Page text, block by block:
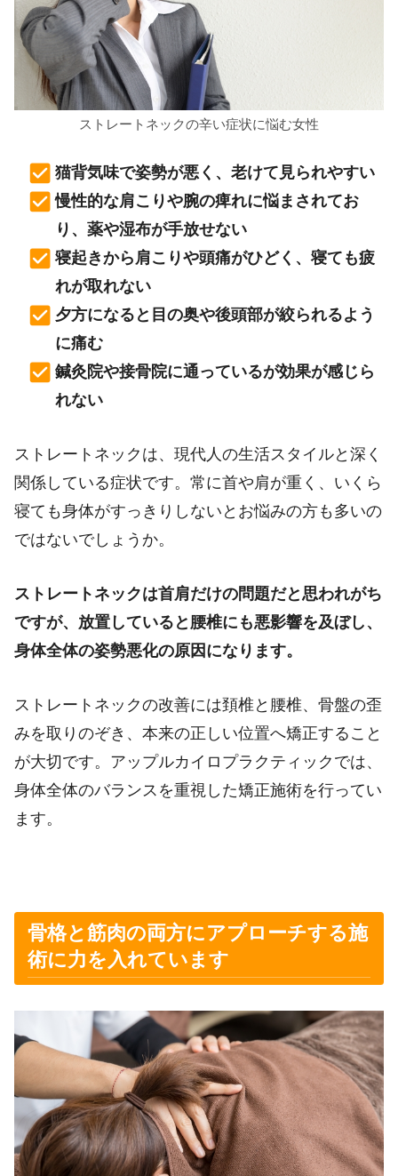
ストレートネックの辛い症状に悩む女性
猫背気味で姿勢が悪く、老けて見られやすい
慢性的な肩こりや腕の痺れに悩まされてお
り、薬や湿布が手放せない
寝起きから肩こりや頭痛がひどく、寝ても疲
れが取れない
夕方になると目の奥や後頭部が絞られるよう
に痛む
鍼灸院や接骨院に通っているが効果が感じら
れない
ストレートネックは、現代人の生活スタイルと深く
関係している症状です。常に首や肩が重く、いくら
寝ても身体がすっきりしないとお悩みの方も多いの
ではないでしょうか。
ストレートネックは首肩だけの問題だと思われがち
ですが、放置していると腰椎にも悪影響を及ぼし、
身体全体の姿勢悪化の原因になります。
ストレートネックの改善には頚椎と腰椎、骨盤の歪
みを取りのぞき、本来の正しい位置へ矯正すること
が大切です。アップルカイロプラクティックでは、
身体全体のバランスを重視した矯正施術を行ってい
ます。
骨格と筋肉の両方にアプローチする施
術に力を入れています